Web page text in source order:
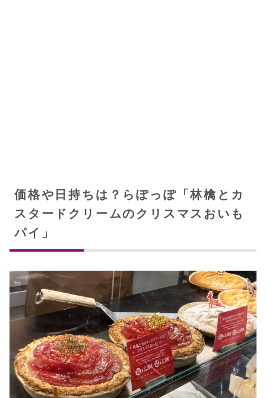
価格や日持ちは？らぽっぽ「林檎とカ
スタードクリームのクリスマスおいも
パイ」